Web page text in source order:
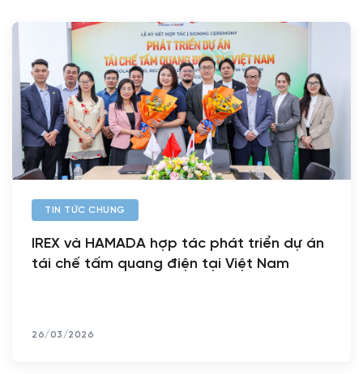
TIN TỨC CHUNG
IREX và HAMADA hợp tác phát triển dự án
tái chế tấm quang điện tại Việt Nam
26/03/2026